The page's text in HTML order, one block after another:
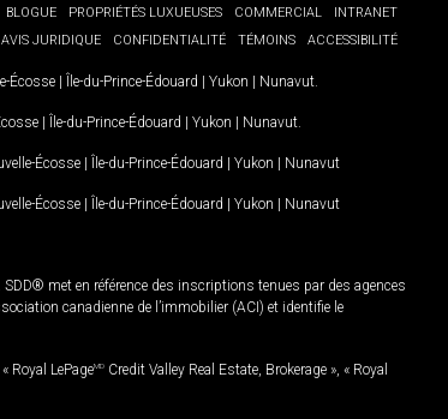
BLOGUE PROPRIÉTÉS LUXUEUSES COMMERCIAL
INTRANET
AVIS JURIDIQUE
CONFIDENTIALITÉ TÉMOINS ACCESSIBILITÉ
Écosse | Île-du-Prince-Édouard | Yukon | Nunavut
| Île-du-Prince-Édouard | Yukon | Nunavut
Écosse | Île-du-Prince-Édouard | Yukon | Nunavut
Écosse | Île-du-Prince-Édouard | Yukon | Nunavut
met en référence des inscriptions tenues par des agences
canadienne de l’immobilier (ACI) et identifie le
« Royal LePageMD Credit Valley Real Estate, Brokerage », « Royal